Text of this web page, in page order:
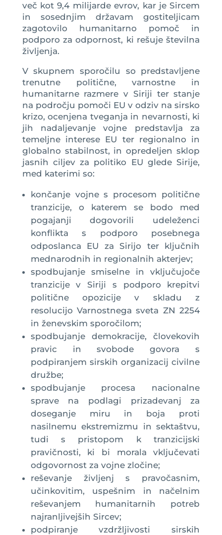
več kot 9,4 milijarde evrov, kar je Sircem
in sosednjim državam gostiteljicam
zagotovilo humanitarno pomoč in
podporo za odpornost, ki rešuje številna
življenja.
V skupnem sporočilu so predstavljene
trenutne politične, varnostne in
humanitarne razmere v Siriji ter stanje
na področju pomoči EU v odziv na sirsko
krizo, ocenjena tveganja in nevarnosti, ki
jih nadaljevanje vojne predstavlja za
temeljne interese EU ter regionalno in
globalno stabilnost, in opredeljen sklop
jasnih ciljev za politiko EU glede Sirije,
med katerimi so:
končanje vojne s procesom politične
tranzicije, o katerem se bodo med
pogajanji dogovorili udeleženci
konflikta s podporo posebnega
odposlanca EU za Sirijo ter ključnih
mednarodnih in regionalnih akterjev;
spodbujanje smiselne in vključujoče
tranzicije v Siriji s podporo krepitvi
politične opozicije v skladu z
resolucijo Varnostnega sveta ZN 2254
in ženevskim sporočilom;
spodbujanje demokracije, človekovih
pravic in svobode govora s
podpiranjem sirskih organizacij civilne
družbe;
spodbujanje procesa nacionalne
sprave na podlagi prizadevanj za
doseganje miru in boja proti
nasilnemu ekstremizmu in sektaštvu,
tudi s pristopom k tranzicijski
pravičnosti, ki bi morala vključevati
odgovornost za vojne zločine;
reševanje življenj s pravočasnim,
učinkovitim, uspešnim in načelnim
reševanjem humanitarnih potreb
najranljivejših Sircev;
podpiranje vzdržljivosti sirskih